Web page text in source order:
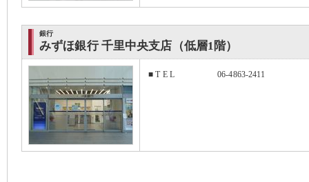
銀行
みずほ銀行 千里中央支店（低層1階）
■ T E L 06-4863-2411